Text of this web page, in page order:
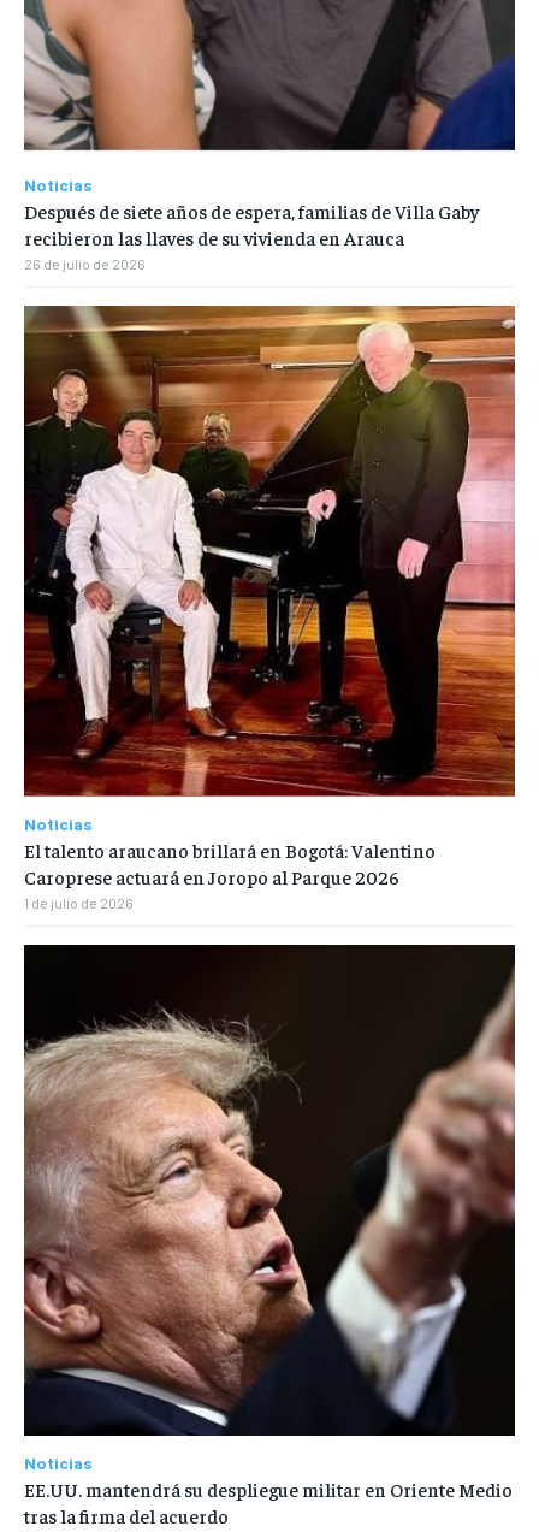
Noticias
Después de siete años de espera, familias de Villa Gaby
recibieron las llaves de su vivienda en Arauca
26 de julio de 2026
Noticias
El talento araucano brillará en Bogotá: Valentino
Caroprese actuará en Joropo al Parque 2026
1 de julio de 2026
Noticias
EE.UU. mantendrá su despliegue militar en Oriente Medio
tras la firma del acuerdo